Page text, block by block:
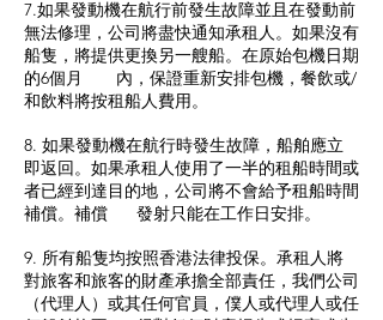
7.如果發動機在航行前發生故障並且在發動前
無法修理，公司將盡快通知承租人。如果沒有
船隻，將提供更換另一艘船。在原始包機日期
的6個月 內，保證重新安排包機，餐飲或/
和飲料將按租船人費用。
8. 如果發動機在航行時發生故障，船舶應立
即返回。如果承租人使用了一半的租船時間或
者已經到達目的地，公司將不會給予租船時間
補償。補償 發射只能在工作日安排。
9. 所有船隻均按照香港法律投保。承租人將
對旅客和旅客的財產承擔全部責任，我們公司
（代理人）或其任何官員，僕人或代理人或任